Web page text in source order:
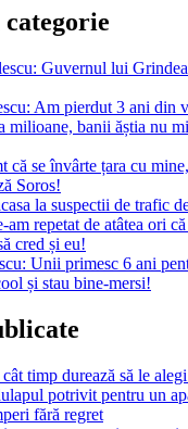
categorie
Guvernul lui
Am pierdut 3 ani din
milioane, banii ăștia nu
că se învârte țara cu
Soros!
la suspectii de trafic
am repetat de atâtea ori
cred și eu!
Unii primesc 6 ani
și stau bine-mersi!
timp durează să le
potrivit pentru un
fără regret